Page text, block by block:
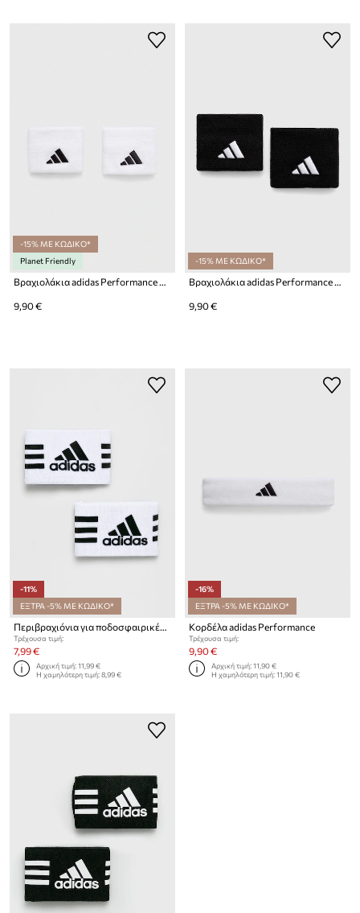
-15% ΜΕ ΚΩΔΙΚΟ*
Planet Friendly
Βραχιολάκια adidas Performance 2-pack 2-pack
9,90 €
-15% ΜΕ ΚΩΔΙΚΟ*
Βραχιολάκια adidas Performance 2-pack 2-pack
9,90 €
-11%
ΕΞΤΡΑ -5% ΜΕ ΚΩΔΙΚΟ*
Περιβραχιόνια για ποδοσφαιρικές γκέτες adidas Performance 2-pack
Τρέχουσα τιμή:
7,99 €
Αρχική τιμή:11,99 €
Η χαμηλότερη τιμή:8,99 €
-16%
ΕΞΤΡΑ -5% ΜΕ ΚΩΔΙΚΟ*
Κορδέλα adidas Performance
Τρέχουσα τιμή:
9,90 €
Αρχική τιμή:11,90 €
Η χαμηλότερη τιμή:11,90 €